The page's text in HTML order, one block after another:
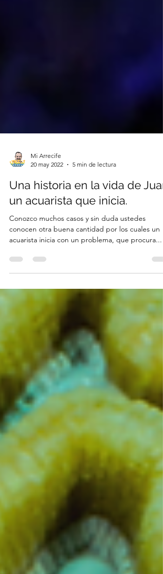
20 may 2022
5 min de lectura
Una historia en la vida de
un acuarista que inicia.
Conozco muchos casos y sin duda ustedes
acuarista inicia con un problema, que procura...